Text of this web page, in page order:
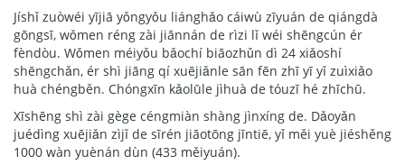
Jíshǐ zuòwéi yījiā yǒngyǒu liánghǎo cáiwù zīyuán de qiángdà
gōngsī, wǒmen réng zài jiānnán de rìzi lǐ wéi shēngcún ér
fèndòu. Wǒmen méiyǒu bǎochí biāozhǔn dì 24 xiǎoshí
shēngchǎn, ér shì jiāng qí xuējiǎnle sān fēn zhī yī yǐ zuìxiǎo
huà chéngběn. Chóngxīn kǎolǜle jìhuà de tóuzī hé zhīchū.
Xīshēng shì zài gège céngmiàn shàng jìnxíng de. Dǎoyǎn
juédìng xuējiǎn zìjǐ de sīrén jiāotōng jīntiē, yǐ měi yuè jiéshěng
1000 wàn yuènán dùn (433 měiyuán).